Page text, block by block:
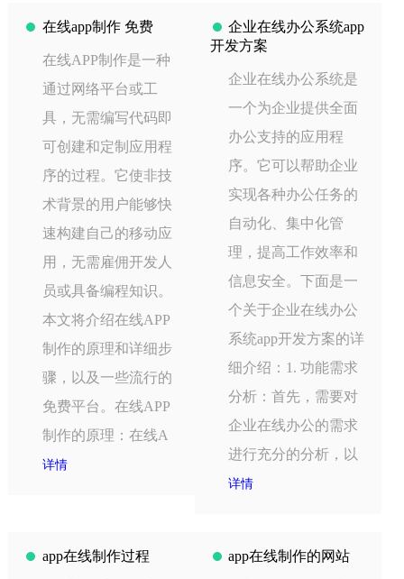
在线app制作 免费
在线APP制作是一种
通过网络平台或工
具，无需编写代码即
可创建和定制应用程
序的过程。它使非技
术背景的用户能够快
速构建自己的移动应
用，无需雇佣开发人
员或具备编程知识。
本文将介绍在线APP
制作的原理和详细步
骤，以及一些流行的
免费平台。在线APP
制作的原理：在线A
详情
企业在线办公系统app
开发方案
企业在线办公系统是
一个为企业提供全面
办公支持的应用程
序。它可以帮助企业
实现各种办公任务的
自动化、集中化管
理，提高工作效率和
信息安全。下面是一
个关于企业在线办公
系统app开发方案的详
细介绍：1. 功能需求
分析：首先，需要对
企业在线办公的需求
进行充分的分析，以
详情
app在线制作过程 app在线制作的网站